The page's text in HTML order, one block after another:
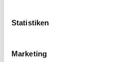
Statistiken
Marketing